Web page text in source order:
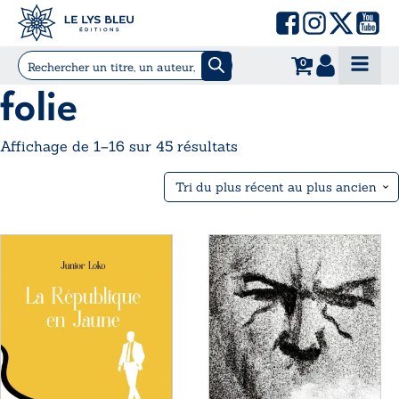
0
folie
Affichage de 1–16 sur 45 résultats
plus
au
plus
ancien
plusieurs
variations.
Les
options
Ce
produit
a
plusieurs
variations.
Les
options